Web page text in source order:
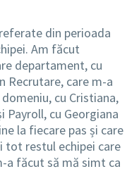
din perioada
Am făcut
departament, cu
Recrutare, care m-a
cu Cristiana,
Payroll, cu Georgiana
la fiecare pas și care
tot restul echipei care
a făcut să mă simt ca